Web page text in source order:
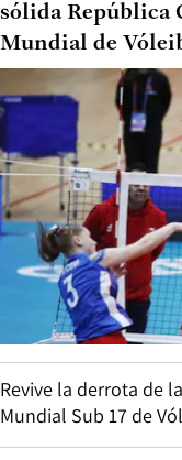
sólida República
Mundial de
Revive la derrota de
Mundial Sub 17 de